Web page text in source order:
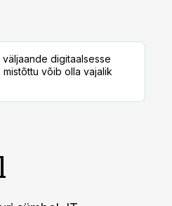
digitaalsesse
võib olla vajalik